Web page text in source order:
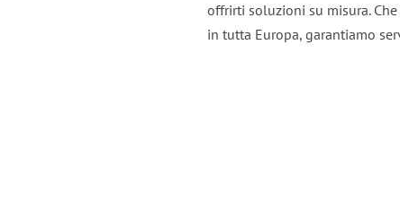
offrirti soluzioni su misura.
in tutta Europa, garantiamo